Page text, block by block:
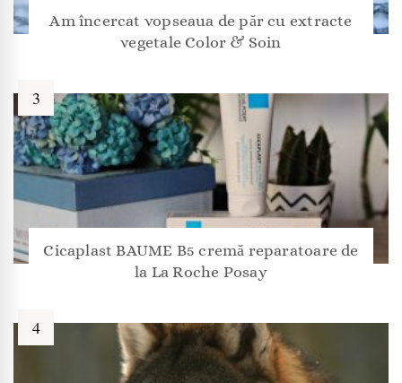
Am încercat vopseaua de păr cu extracte
vegetale Color & Soin
Cicaplast BAUME B5 cremă reparatoare de
la La Roche Posay